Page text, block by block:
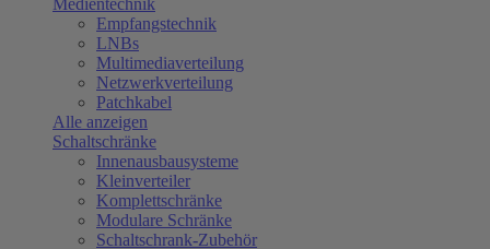
Medientechnik
Empfangstechnik
LNBs
Multimediaverteilung
Netzwerkverteilung
Patchkabel
Alle anzeigen
Schaltschränke
Innenausbausysteme
Kleinverteiler
Komplettschränke
Modulare Schränke
Schaltschrank-Zubehör